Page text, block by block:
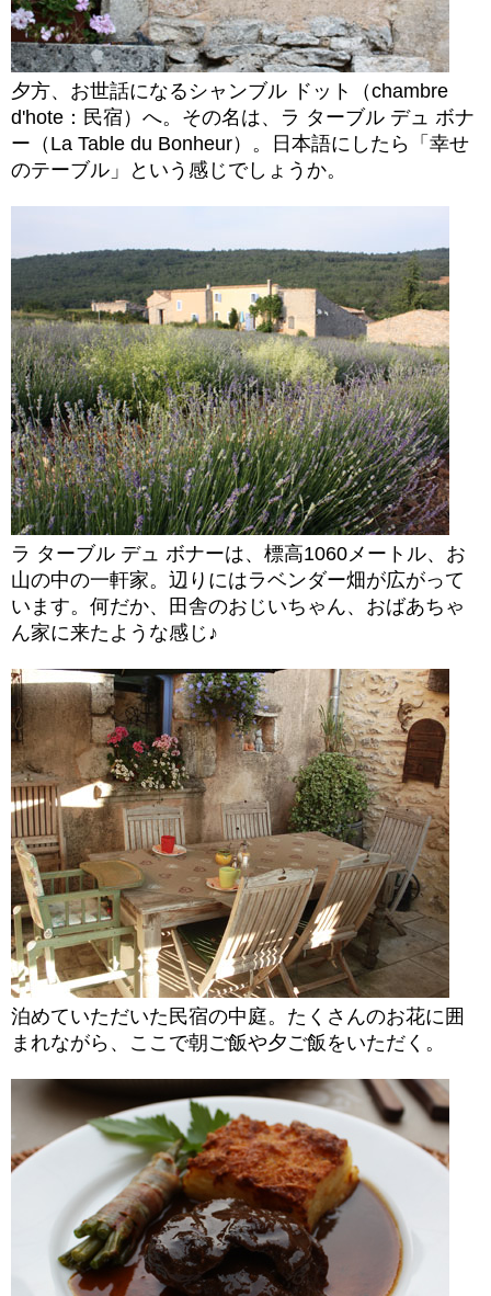
夕方、お世話になるシャンブル ドット（chambre
d'hote：民宿）へ。その名は、ラ ターブル デュ ボナ
ー（La Table du Bonheur）。日本語にしたら「幸せ
のテーブル」という感じでしょうか。
ラ ターブル デュ ボナーは、標高1060メートル、お
山の中の一軒家。辺りにはラベンダー畑が広がって
います。何だか、田舎のおじいちゃん、おばあちゃ
ん家に来たような感じ♪
泊めていただいた民宿の中庭。たくさんのお花に囲
まれながら、ここで朝ご飯や夕ご飯をいただく。